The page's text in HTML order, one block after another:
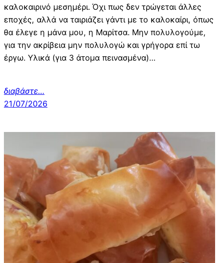
καλοκαιρινό μεσημέρι. Όχι πως δεν τρώγεται άλλες
εποχές, αλλά να ταιριάζει γάντι με το καλοκαίρι, όπως
θα έλεγε η μάνα μου, η Μαρίτσα. Μην πολυλογούμε,
για την ακρίβεια μην πολυλογώ και γρήγορα επί τω
έργω. Υλικά (για 3 άτομα πεινασμένα)…
διαβάστε…
21/07/2026